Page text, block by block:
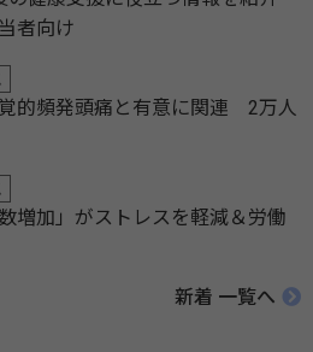
者向け
的頻発頭痛と有意に関連 2万人
増加」がストレスを軽減＆労働
新着 一覧へ